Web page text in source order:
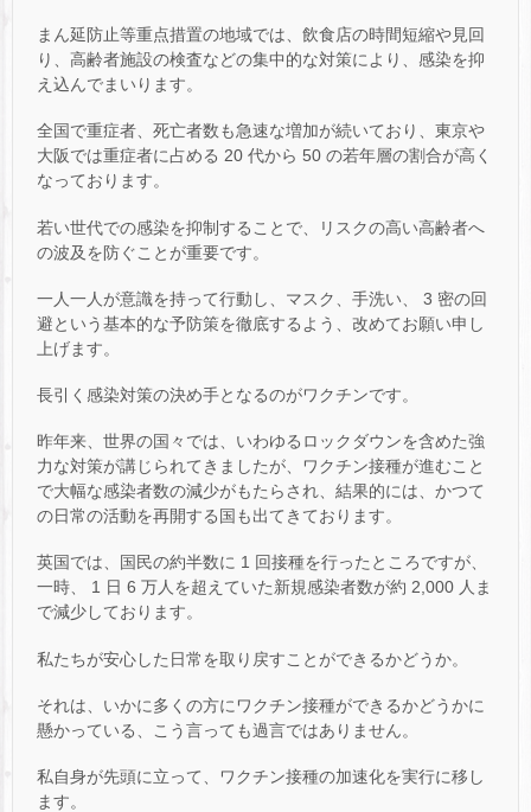
まん延防止等重点措置の地域では、飲食店の時間短縮や見回
り、高齢者施設の検査などの集中的な対策により、感染を抑
え込んでまいります。
全国で重症者、死亡者数も急速な増加が続いており、東京や
大阪では重症者に占める 20 代から 50 の若年層の割合が高く
なっております。
若い世代での感染を抑制することで、リスクの高い高齢者へ
の波及を防ぐことが重要です。
一人一人が意識を持って行動し、マスク、手洗い、 3 密の回
避という基本的な予防策を徹底するよう、改めてお願い申し
上げます。
長引く感染対策の決め手となるのがワクチンです。
昨年来、世界の国々では、いわゆるロックダウンを含めた強
力な対策が講じられてきましたが、ワクチン接種が進むこと
で大幅な感染者数の減少がもたらされ、結果的には、かつて
の日常の活動を再開する国も出てきております。
英国では、国民の約半数に 1 回接種を行ったところですが、
一時、 1 日 6 万人を超えていた新規感染者数が約 2,000 人ま
で減少しております。
私たちが安心した日常を取り戻すことができるかどうか。
それは、いかに多くの方にワクチン接種ができるかどうかに
懸かっている、こう言っても過言ではありません。
私自身が先頭に立って、ワクチン接種の加速化を実行に移し
ます。